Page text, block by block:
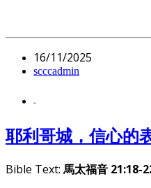
16/11/2025
scccadmin
-
耶利哥城，信心的
Bible Text: 馬太福音 21:18-